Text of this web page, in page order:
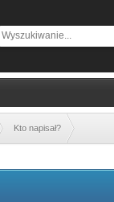
Kto napisał?